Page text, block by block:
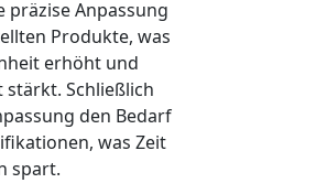
präzise Anpassung
Produkte, was
erhöht und
Schließlich
den Bedarf
was Zeit
spart.